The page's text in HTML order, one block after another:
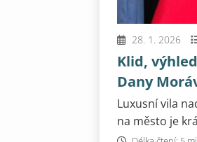
28. 1. 2026
Klid,
Dany
Luxusní vila
na město je